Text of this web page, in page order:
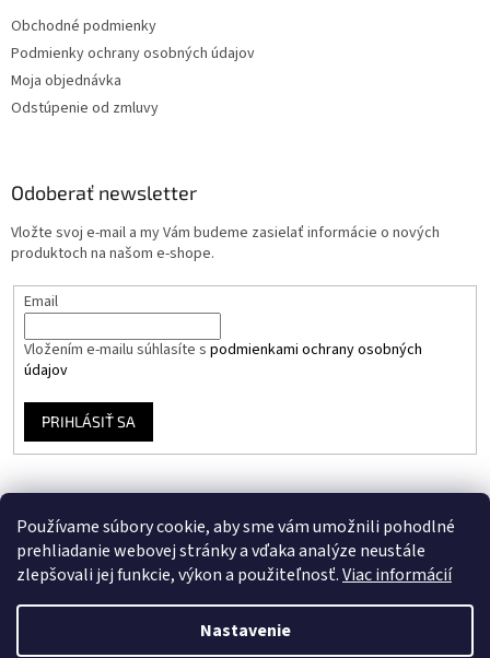
Používame súbory cookie, aby sme vám umožnili pohodlné
prehliadanie webovej stránky a vďaka analýze neustále
zlepšovali jej funkcie, výkon a použiteľnosť.Viac informácií
Nastavenie
Obchodné podmienky
Podmienky ochrany osobných údajov
Moja objednávka
Odstúpenie od zmluvy
Odoberať newsletter
Vložte svoj e-mail a my Vám budeme zasielať informácie o nových
produktoch na našom e-shope.
Email
Vložením e-mailu súhlasíte s podmienkami ochrany osobných
údajov
PRIHLÁSIŤ SA